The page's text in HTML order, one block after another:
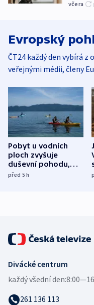
včera
Evropský
ČT24 každý den vybírá
veřejnými médii, členy
Pobyt u vodních
ploch zvyšuje
duševní pohodu,
ukázala
před 5h
Divácké centrum
každý všední den:
261 136 113